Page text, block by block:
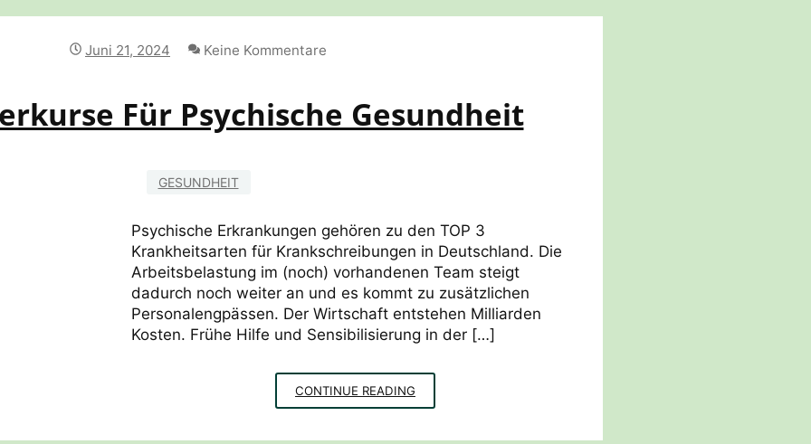
Juni 21, 2024 Keine Kommentare
Für Psychische Gesundheit
GESUNDHEIT
Psychische Erkrankungen gehören zu den TOP 3
Krankheitsarten für Krankschreibungen in Deutschland. Die
Arbeitsbelastung im (noch) vorhandenen Team steigt
dadurch noch weiter an und es kommt zu zusätzlichen
Personalengpässen. Der Wirtschaft entstehen Milliarden
Kosten. Frühe Hilfe und Sensibilisierung in der […]
CONTINUE READING
FÜR
GESUNDHEIT